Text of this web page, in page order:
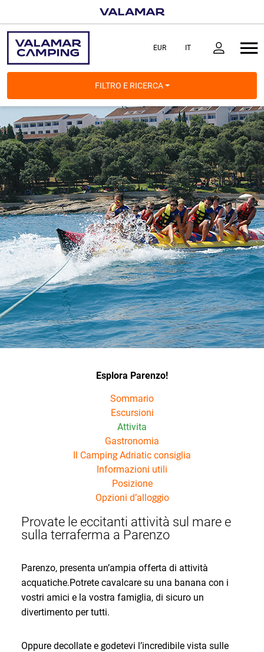
FILTRO E RICERCA
Esplora Parenzo!
Sommario
Escursioni
Attivita
Gastronomia
Il Camping Adriatic consiglia
Informazioni utili
Posizione
Opzioni d’alloggio
Provate le eccitanti attività sul mare e
sulla terraferma a Parenzo
Parenzo, presenta un’ampia offerta di attività
acquatiche.Potrete cavalcare su una banana con i
vostri amici e la vostra famiglia, di sicuro un
divertimento per tutti.
Oppure decollate e godetevi l’incredibile vista sulle